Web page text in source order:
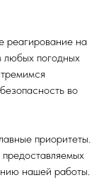
реагирование на
любых погодных
во
приоритеты.
нашей работы.